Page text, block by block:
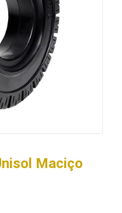
Maciço